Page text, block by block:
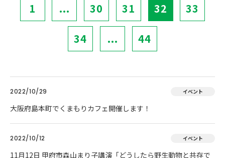
1 ... 30 31 32 33
34 ... 44
2022/10/29 イベント
大阪府島本町でくまもりカフェ開催します！
2022/10/12 イベント
11月12日 甲府市森山まり子講演「どうしたら野生動物と共存で